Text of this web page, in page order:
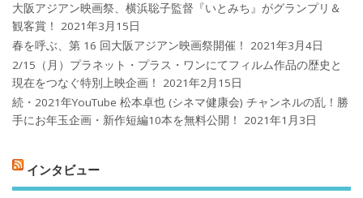
大阪アジアン映画祭、横浜聡子監督『いとみち』がグランプリ＆
観客賞！
2021年3月15日
春を呼ぶ、第 16 回大阪アジアン映画祭開催！
2021年3月4日
2/15（月）プラネット・プラス・ワンにてフィルム作品の歴史と
現在をつなぐ特別上映企画！
2021年2月15日
続・2021年YouTube 松本卓也 (シネマ健康会) チャンネルの乱！勝
手にお年玉企画・新作短編10本を無料公開！
2021年1月3日
インタビュー